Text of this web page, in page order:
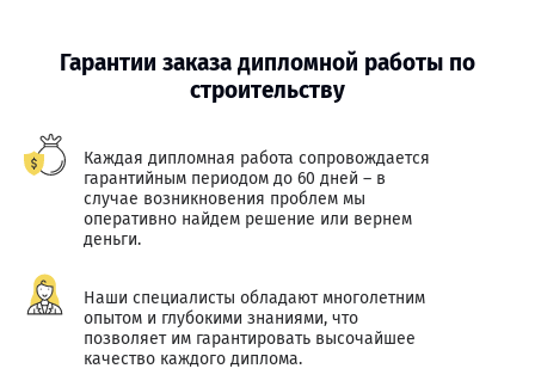
Гарантии заказа дипломной работы по
строительству
Каждая дипломная работа сопровождается
гарантийным периодом до 60 дней – в
случае возникновения проблем мы
оперативно найдем решение или вернем
деньги.
Наши специалисты обладают многолетним
опытом и глубокими знаниями, что
позволяет им гарантировать высочайшее
качество каждого диплома.